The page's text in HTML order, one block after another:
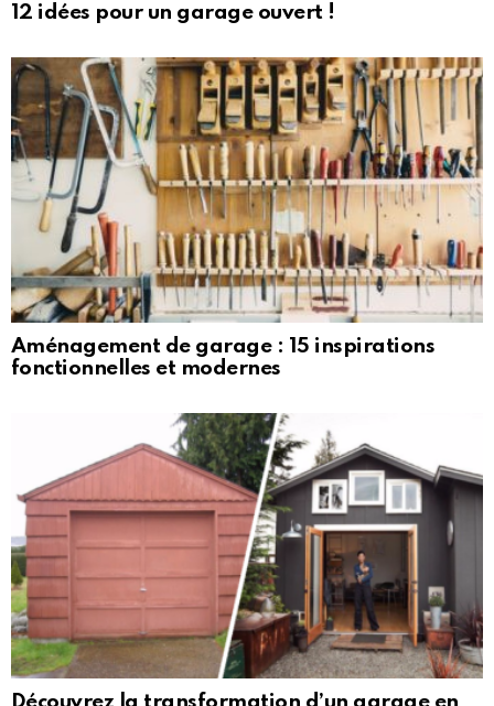
12 idées pour un garage ouvert !
Aménagement de garage : 15 inspirations
fonctionnelles et modernes